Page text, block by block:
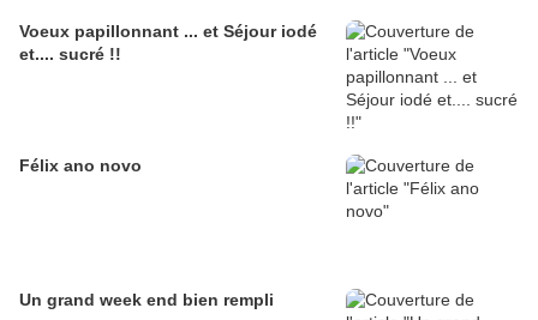
Voeux papillonnant ... et Séjour iodé
et.... sucré !!
Félix ano novo
Un grand week end bien rempli